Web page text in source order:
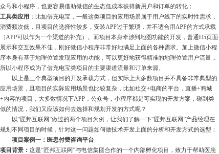
众号和小程序，也更容易借助微信的生态低成本获得新用户和订单的转化；
工具类应用 ：比如借充电宝，一般这类项目的应用场景属于用户线下的实时性需求，
消费频次低，且项目的选择性较多，安装APP过于繁琐，并不适合用APP的方式承载
（APP可以作为一个渠道的补充）。而项目本身牵涉到地图功能的开发，普通H5页面
展示和交互效果不佳，刚好微信小程序非常好地满足上面的各种需求。加上微信小程
序本身有基于地理位置发现应用的功能，可以更好地获得精准的地理位置用户流量，
所以小程序成为了借充电宝类项目的主要渠道流量和订单来源。
以上是三个典型项目的开发承载方式，但实际上大多数项目并不具备非常典型的
应用场景，且项目的实际应用场景也比较复杂，比如社交+电商的平台，直播+商城
+内容的项目，大多数情况下APP，公众号，小程序都是可实现的开发方案，碰到类
似的情况，我们又应该如何去选择和规划开发的方式呢？
以“匠邦互联网”做过的两个项目为例，让我们了解一下“匠邦互联网”产品经理在
规划不同项目的时候，针对这一问题如何做技术开发上面的分析和开发方式的选型：
项目案例一：医患付费咨询平台
项目背景： 这是“匠邦互联网”与电信集团合作的一个内部孵化项目，致力于帮助医患